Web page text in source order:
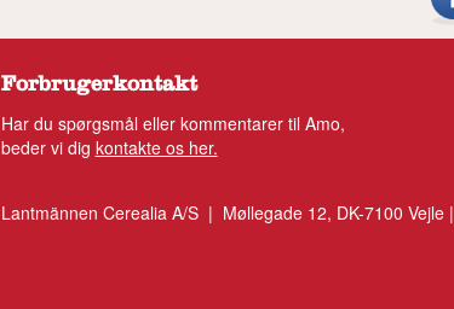
Forbrugerkontakt
Har du spørgsmål eller kommentarer til Amo,
beder vi dig kontakte os her.
Lantmännen Cerealia A/S | Møllegade 12, DK-7100 Vejle |